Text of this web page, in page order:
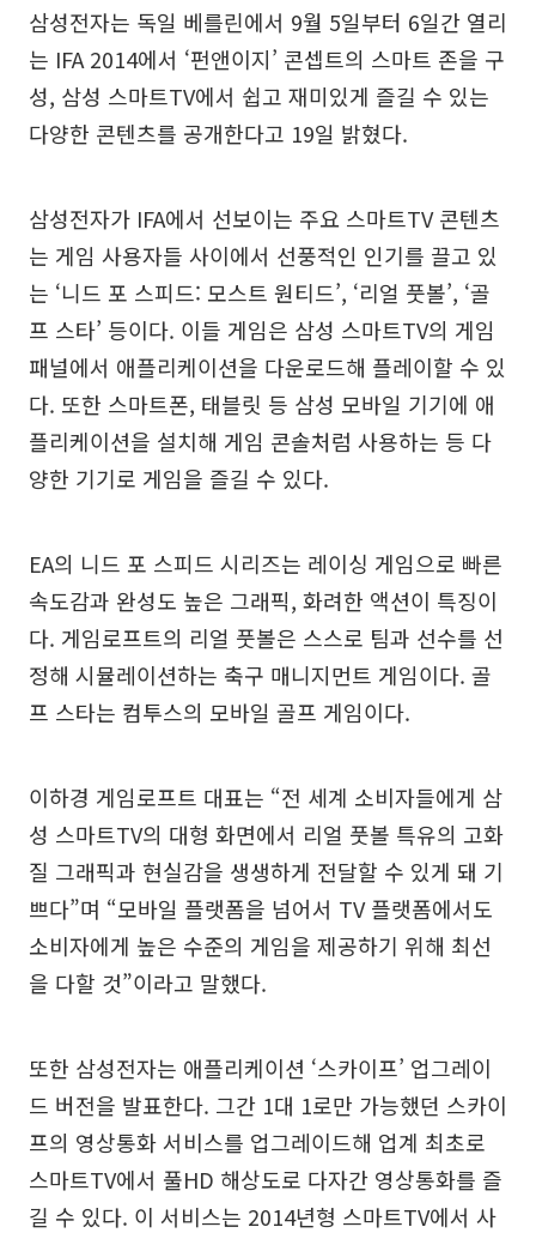
삼성전자는 독일 베를린에서 9월 5일부터 6일간 열리
는 IFA 2014에서 ‘펀앤이지’ 콘셉트의 스마트 존을 구
성, 삼성 스마트TV에서 쉽고 재미있게 즐길 수 있는
다양한 콘텐츠를 공개한다고 19일 밝혔다.
삼성전자가 IFA에서 선보이는 주요 스마트TV 콘텐츠
는 게임 사용자들 사이에서 선풍적인 인기를 끌고 있
는 ‘니드 포 스피드: 모스트 원티드’, ‘리얼 풋볼’, ‘골
프 스타’ 등이다. 이들 게임은 삼성 스마트TV의 게임
패널에서 애플리케이션을 다운로드해 플레이할 수 있
다. 또한 스마트폰, 태블릿 등 삼성 모바일 기기에 애
플리케이션을 설치해 게임 콘솔처럼 사용하는 등 다
양한 기기로 게임을 즐길 수 있다.
EA의 니드 포 스피드 시리즈는 레이싱 게임으로 빠른
속도감과 완성도 높은 그래픽, 화려한 액션이 특징이
다. 게임로프트의 리얼 풋볼은 스스로 팀과 선수를 선
정해 시뮬레이션하는 축구 매니지먼트 게임이다. 골
프 스타는 컴투스의 모바일 골프 게임이다.
이하경 게임로프트 대표는 “전 세계 소비자들에게 삼
성 스마트TV의 대형 화면에서 리얼 풋볼 특유의 고화
질 그래픽과 현실감을 생생하게 전달할 수 있게 돼 기
쁘다”며 “모바일 플랫폼을 넘어서 TV 플랫폼에서도
소비자에게 높은 수준의 게임을 제공하기 위해 최선
을 다할 것”이라고 말했다.
또한 삼성전자는 애플리케이션 ‘스카이프’ 업그레이
드 버전을 발표한다. 그간 1대 1로만 가능했던 스카이
프의 영상통화 서비스를 업그레이드해 업계 최초로
스마트TV에서 풀HD 해상도로 다자간 영상통화를 즐
길 수 있다. 이 서비스는 2014년형 스마트TV에서 사